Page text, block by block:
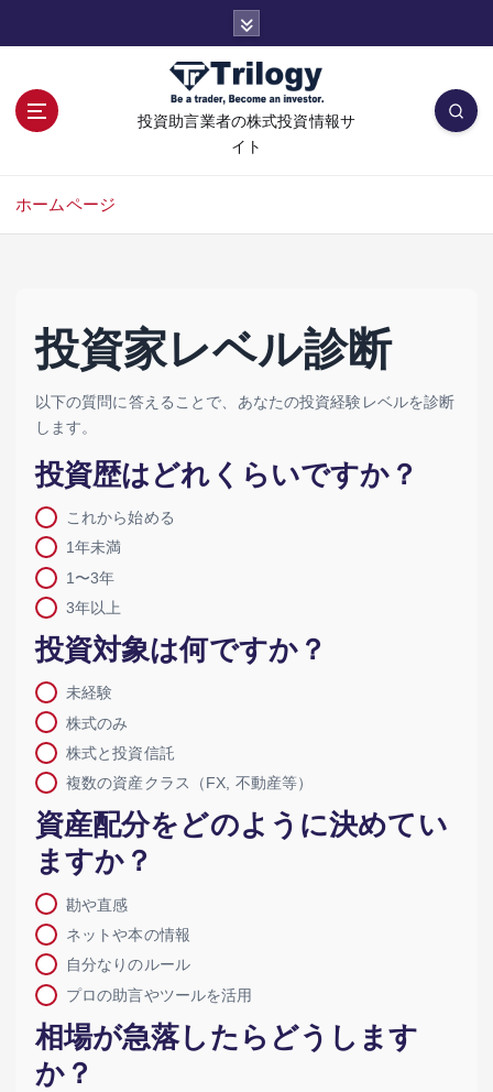
投資助言業者の株式投資情報サ
イト
ホームページ
投資家レベル診断
以下の質問に答えることで、あなたの投資経験レベルを診断
します。
投資歴はどれくらいですか？
これから始める
1年未満
1〜3年
3年以上
投資対象は何ですか？
未経験
株式のみ
株式と投資信託
複数の資産クラス（FX, 不動産等）
資産配分をどのように決めてい
ますか？
勘や直感
ネットや本の情報
自分なりのルール
プロの助言やツールを活用
相場が急落したらどうします
か？